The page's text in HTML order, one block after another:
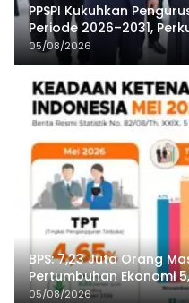
PPSPI Kukuhkan
Periode 2026–2031,
Publik
05/08/2026
BPS: 7,23 Juta Orang
Pertumbuhan Ekonomi
05/08/2026